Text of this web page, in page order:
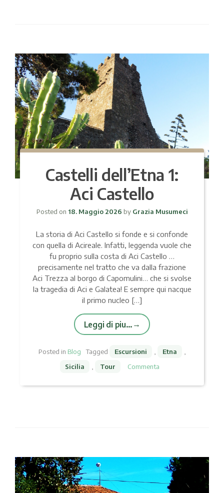
Castelli dell’Etna 1:
Aci Castello
Posted on 18. Maggio 2026 byGrazia Musumeci
La storia di Aci Castello si fonde e si confonde
con quella di Acireale. Infatti, leggenda vuole che
fu proprio sulla costa di Aci Castello …
precisamente nel tratto che va dalla frazione
Aci Trezza al borgo di Capomulini… che si svolse
la tragedia di Aci e Galatea! E sempre qui nacque
il primo nucleo […]
Leggi di piu…
Posted in Blog Tagged Escursioni Etna
Sicilia
Tour Commenta